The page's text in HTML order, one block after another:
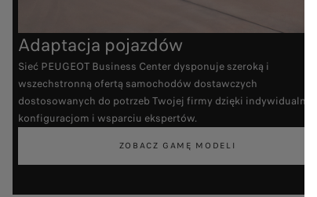
Adaptacja pojazdów
Sieć PEUGEOT Business Center dysponuje szeroką i
wszechstronną ofertą samochodów dostawczych
dostosowanych do potrzeb Twojej firmy dzięki indywidualnym
konfiguracjom i wsparciu ekspertów.
ZOBACZ GAMĘ MODELI